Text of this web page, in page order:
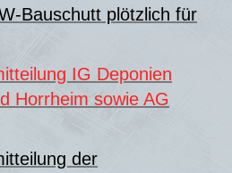
Bauschutt plötzlich für
IG Deponien
Horrheim sowie AG
der